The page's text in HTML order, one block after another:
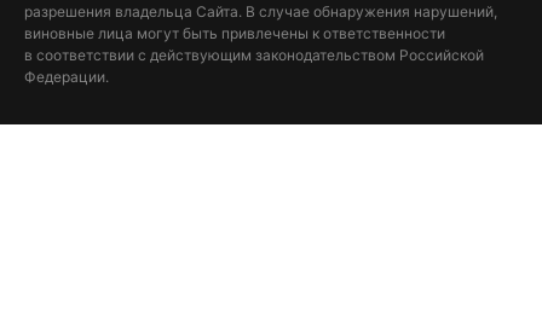
разрешения владельца Сайта. В случае обнаружения нарушений,
виновные лица могут быть привлечены к ответственности
в соответствии с действующим законодательством Российской
Федерации.